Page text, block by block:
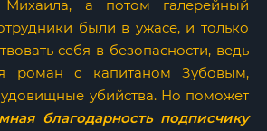
Михаила, а потом галерейный
были в ужасе, и только
себя в безопасности, ведь
роман с капитаном Зубовым,
убийства. Но поможет
благодарность подписчику